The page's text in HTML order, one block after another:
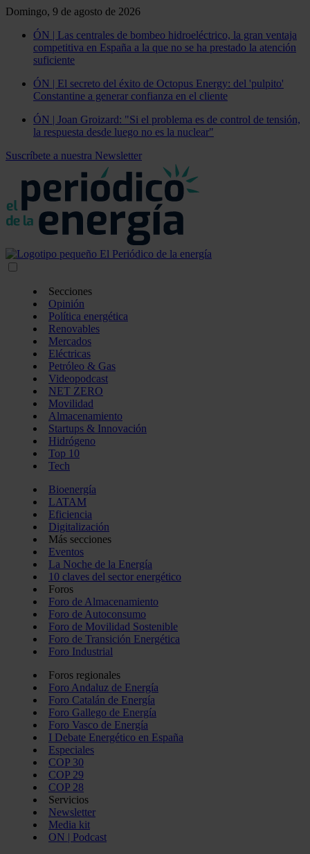
Domingo, 9 de agosto de 2026
ÓN | Las centrales de bombeo hidroeléctrico, la gran ventaja
competitiva en España a la que no se ha prestado la atención
suficiente
ÓN | El secreto del éxito de Octopus Energy: del 'pulpito'
Constantine a generar confianza en el cliente
ÓN | Joan Groizard: "Si el problema es de control de tensión,
la respuesta desde luego no es la nuclear"
Suscríbete a nuestra Newsletter
Secciones
Opinión
Política energética
Renovables
Mercados
Eléctricas
Petróleo & Gas
Videopodcast
NET ZERO
Movilidad
Almacenamiento
Startups & Innovación
Hidrógeno
Top 10
Tech
Bioenergía
LATAM
Eficiencia
Digitalización
Más secciones
Eventos
La Noche de la Energía
10 claves del sector energético
Foros
Foro de Almacenamiento
Foro de Autoconsumo
Foro de Movilidad Sostenible
Foro de Transición Energética
Foro Industrial
Foros regionales
Foro Andaluz de Energía
Foro Catalán de Energía
Foro Gallego de Energía
Foro Vasco de Energía
I Debate Energético en España
Especiales
COP 30
COP 29
COP 28
Servicios
Newsletter
Media kit
ON | Podcast